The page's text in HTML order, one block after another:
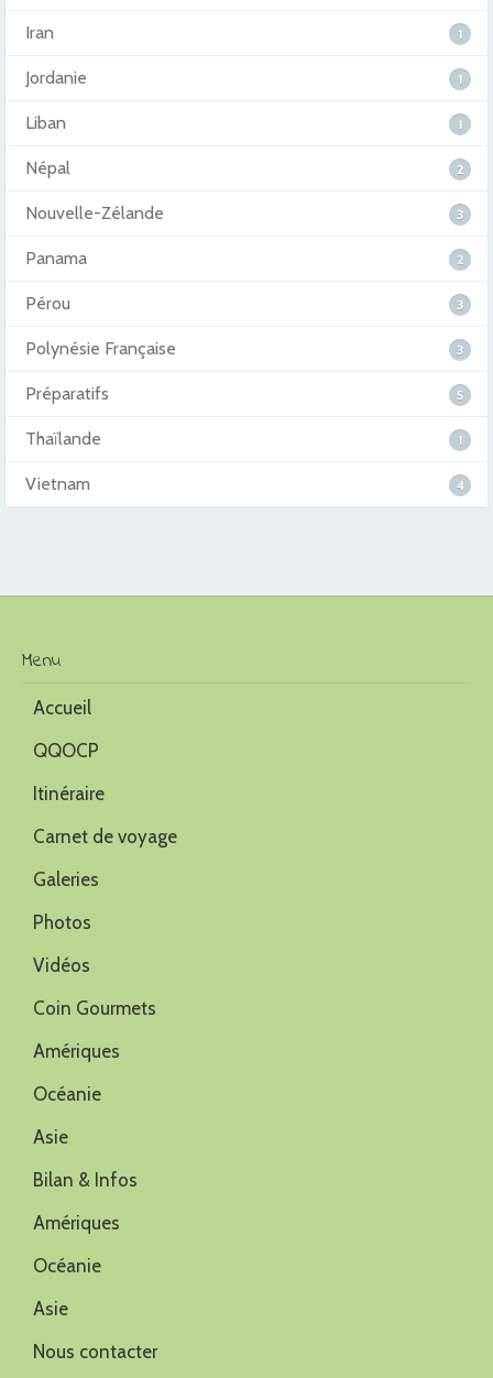
Iran 1
Jordanie 1
Liban 1
Népal 2
Nouvelle-Zélande 3
Panama 2
Pérou 3
Polynésie Française 3
Préparatifs 5
Thaïlande 1
Vietnam 4
Menu
Accueil
QQOCP
Itinéraire
Carnet de voyage
Galeries
Photos
Vidéos
Coin Gourmets
Amériques
Océanie
Asie
Bilan & Infos
Amériques
Océanie
Asie
Nous contacter